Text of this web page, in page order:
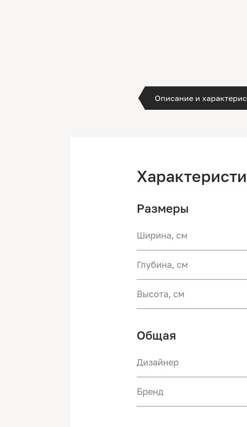
Описание и
Размеры
Ширина, см
Глубина, см
Высота, см
Общая
Дизайнер
Бренд